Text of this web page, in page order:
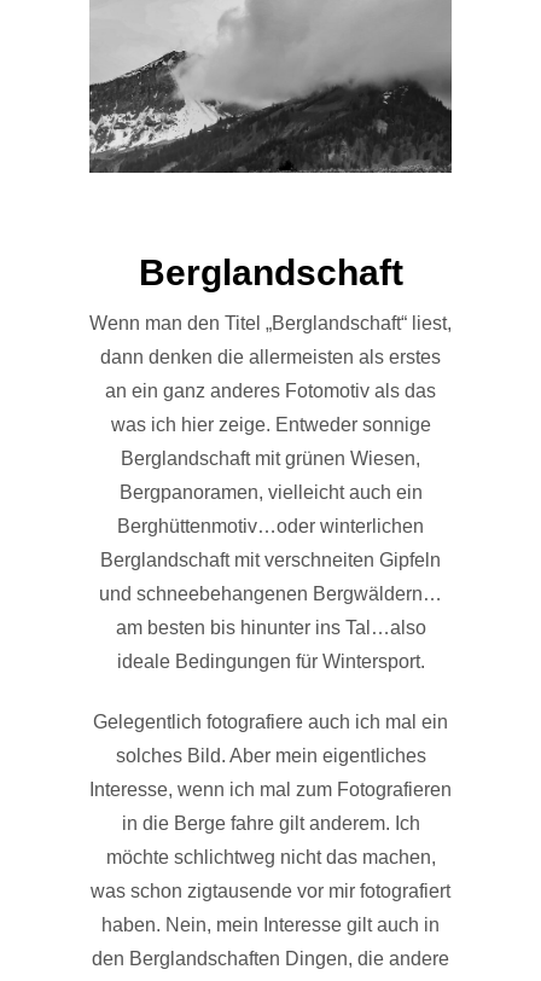
Berglandschaft
Wenn man den Titel „Berglandschaft“ liest,
dann denken die allermeisten als erstes
an ein ganz anderes Fotomotiv als das
was ich hier zeige. Entweder sonnige
Berglandschaft mit grünen Wiesen,
Bergpanoramen, vielleicht auch ein
Berghüttenmotiv…oder winterlichen
Berglandschaft mit verschneiten Gipfeln
und schneebehangenen Bergwäldern…
am besten bis hinunter ins Tal…also
ideale Bedingungen für Wintersport.
Gelegentlich fotografiere auch ich mal ein
solches Bild. Aber mein eigentliches
Interesse, wenn ich mal zum Fotografieren
in die Berge fahre gilt anderem. Ich
möchte schlichtweg nicht das machen,
was schon zigtausende vor mir fotografiert
haben. Nein, mein Interesse gilt auch in
den Berglandschaften Dingen, die andere